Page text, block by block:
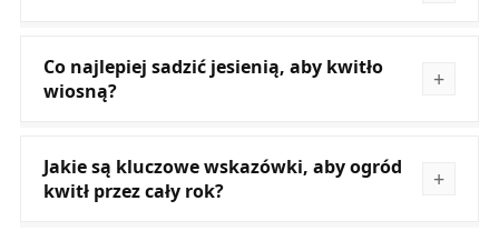
Co najlepiej sadzić jesienią, aby kwitło
wiosną?
Jakie są kluczowe wskazówki, aby ogród
kwitł przez cały rok?